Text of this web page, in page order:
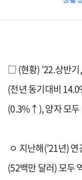
□(현황)’22.상반기,
(전년 동기대비
(0.3%↑ ),양자 모두
ㅇ 지난해(’21년)연
(52백만 달러)모두